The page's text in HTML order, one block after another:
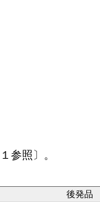
参照〕。
後発品